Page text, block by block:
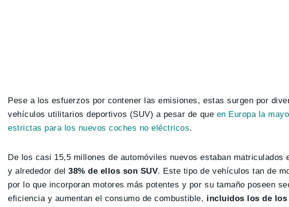
Pese a los esfuerzos por contener las emisiones, estas surgen por
vehículos utilitarios deportivos (SUV) a pesar de que en Europa la
estrictas para los nuevos coches no eléctricos.
De los casi 15,5 millones de automóviles nuevos estaban
y alrededor del38% de ellos son SUV. Este tipo de vehículos tan de
por lo que incorporan motores más potentes y por su tamaño poseen
eficiencia y aumentan el consumo de combustible, incluidos los de los